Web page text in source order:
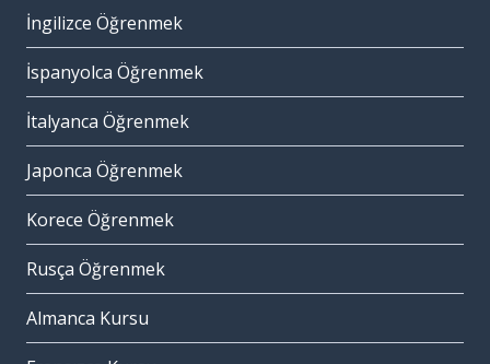
İngilizce Öğrenmek
İspanyolca Öğrenmek
İtalyanca Öğrenmek
Japonca Öğrenmek
Korece Öğrenmek
Rusça Öğrenmek
Almanca Kursu